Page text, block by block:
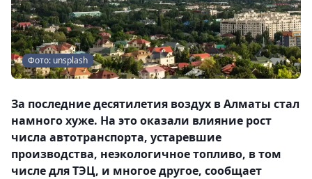
Фото: unsplash
За последние десятилетия воздух в Алматы стал
намного хуже. На это оказали влияние рост
числа автотранспорта, устаревшие
производства, неэкологичное топливо, в том
числе для ТЭЦ, и многое другое, сообщает